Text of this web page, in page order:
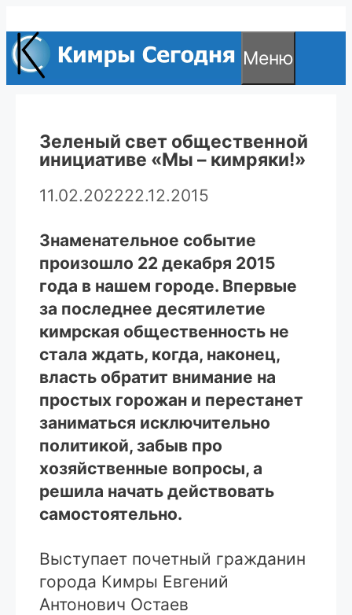
к
содержимому
Меню
Зеленый свет общественной
инициативе «Мы – кимряки!»
11.02.202222.12.2015
Знаменательное событие
произошло 22 декабря 2015
года в нашем городе. Впервые
за последнее десятилетие
кимрская общественность не
стала ждать, когда, наконец,
власть обратит внимание на
простых горожан и перестанет
заниматься исключительно
политикой, забыв про
хозяйственные вопросы, а
решила начать действовать
самостоятельно.
Выступает почетный гражданин
города Кимры Евгений
Антонович Остаев